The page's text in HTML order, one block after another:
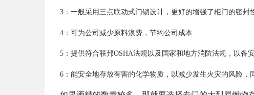
3：一般采用三点联动式门锁设计，更好的增强了柜门的密封
4：可为公司减少原料浪费，节约公司成本
5：提供符合联邦OSHA法规以及国家和地方消防法规，以备
6：能安全地存放有害的化学物质，以减少发生火灾的风险，